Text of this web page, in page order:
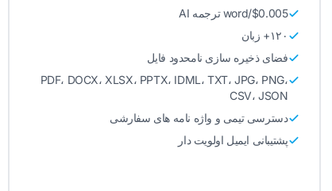
$0.005/word ترجمه AI
۱۲۰+ زبان
فضای ذخیره سازی نامحدود فایل
PDF، DOCX، XLSX، PPTX، IDML، TXT، JPG، PNG،
CSV، JSON
دسترسی تیمی و واژه نامه های سفارشی
پشتیبانی ایمیل اولویت دار